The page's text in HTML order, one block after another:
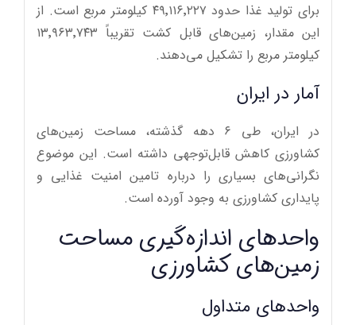
برای تولید غذا حدود ۴۹٬۱۱۶٬۲۲۷ کیلومتر مربع است. از
این مقدار، زمین‌های قابل کشت تقریباً ۱۳٬۹۶۳٬۷۴۳
کیلومتر مربع را تشکیل می‌دهند.
آمار در ایران
در ایران، طی ۶ دهه گذشته، مساحت زمین‌های
کشاورزی کاهش قابل‌توجهی داشته است. این موضوع
نگرانی‌های بسیاری را درباره تامین امنیت غذایی و
پایداری کشاورزی به وجود آورده است.
واحدهای اندازه‌گیری مساحت
زمین‌های کشاورزی
واحدهای متداول